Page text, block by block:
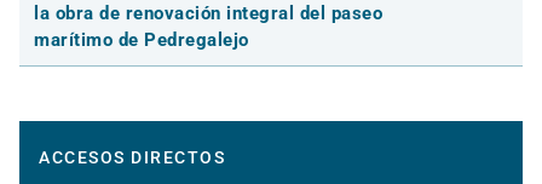
la obra de renovación integral del paseo
marítimo de Pedregalejo
ACCESOS DIRECTOS